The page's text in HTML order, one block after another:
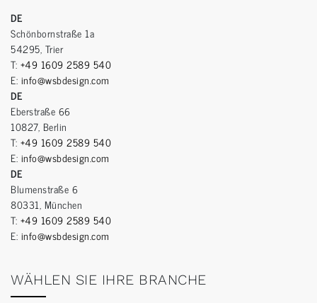
DE
Schönbornstraße 1a
54295, Trier
T: +49 1609 2589 540
E: info@wsbdesign.com
DE
Eberstraße 66
10827, Berlin
T: +49 1609 2589 540
E: info@wsbdesign.com
DE
Blumenstraße 6
80331, München
T: +49 1609 2589 540
E: info@wsbdesign.com
WÄHLEN SIE IHRE BRANCHE